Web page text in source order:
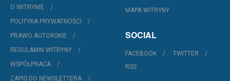
O WITRYNIE
POLITYKA PRYWATNOŚCI
PRAWO AUTORSKIE
REGULAMIN WITRYNY
WSPÓŁPRACA
ZAPIS DO NEWSLETTERA
MAPA WITRYNY
SOCIAL
FACEBOOK
TWITTER
RSS